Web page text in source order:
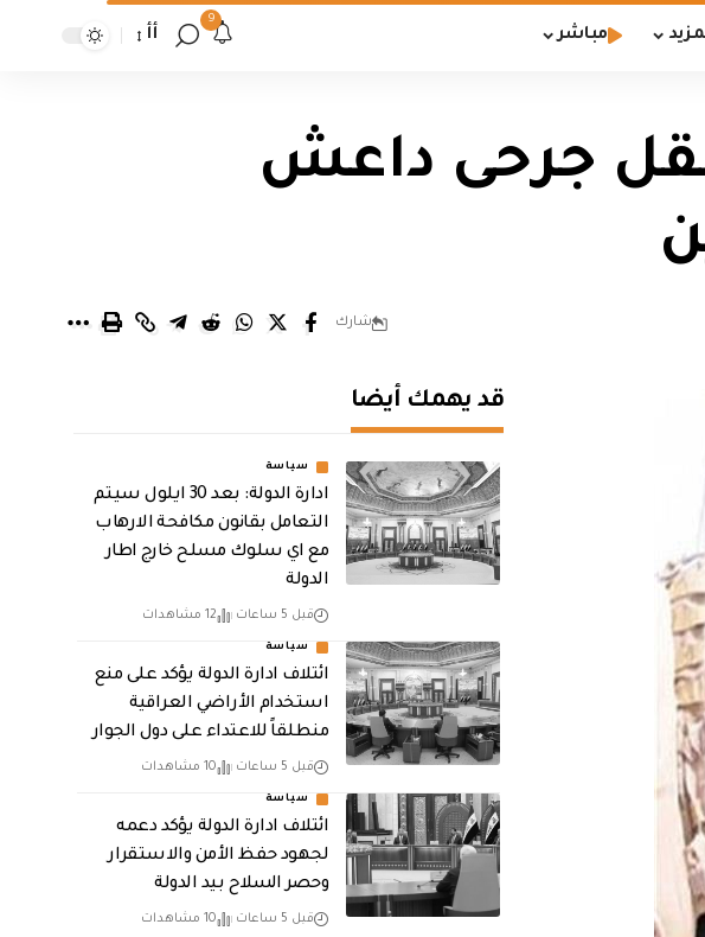
مباشر
9
أأ
جرحى داعش
شارك
قد يهمك أيضا
سياسة
ادارة الدولة: بعد 30 ايلول سيتم
التعامل بقانون مكافحة الارهاب
مع اي سلوك مسلح خارج اطار
الدولة
قبل 5 ساعات 12 مشاهدات
سياسة
ائتلاف ادارة الدولة يؤكد على منع
استخدام الأراضي العراقية
منطلقاً للاعتداء على دول الجوار
قبل 5 ساعات 10 مشاهدات
سياسة
ائتلاف ادارة الدولة يؤكد دعمه
لجهود حفظ الأمن والاستقرار
وحصر السلاح بيد الدولة
قبل 5 ساعات 10 مشاهدات